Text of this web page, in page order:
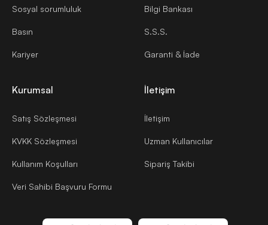
Sosyal sorumluluk
Basın
Kariyer
Bilgi Bankası
S.S.S.
Garanti & İade
Kurumsal
Satış Sözleşmesi
KVKK Sözleşmesi
Kullanım Koşulları
Veri Sahibi Başvuru Formu
İletişim
İletişim
Uzman Kullanıcılar
Sipariş Takibi